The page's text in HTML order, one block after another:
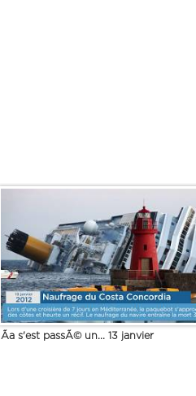
Ãa s'est passÃ© un... 13 janvier